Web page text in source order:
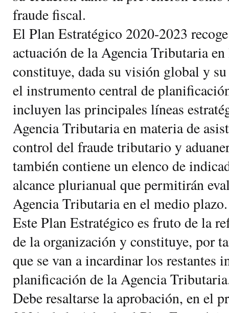
fraude fiscal.
El Plan Estratégico 2020-2023
actuación de la Agencia Tributaria
constituye, dada su visión global y
el instrumento central de
incluyen las principales líneas
Agencia Tributaria en materia de
control del fraude tributario y
también contiene un elenco de
alcance plurianual que permitirán
Agencia Tributaria en el medio plazo.
Este Plan Estratégico es fruto de la
de la organización y constituye, por
que se van a incardinar los restantes
planificación de la Agencia
Debe resaltarse la aprobación, en el